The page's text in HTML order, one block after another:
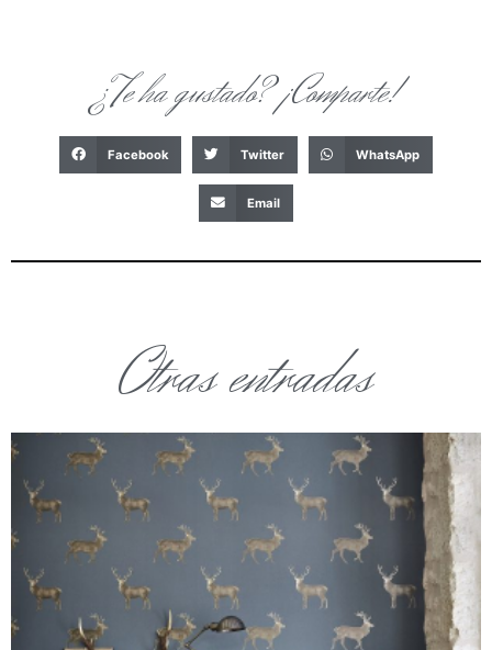
¿Te ha gustado? ¡Comparte!
Facebook Twitter WhatsApp
Email
Otras entradas